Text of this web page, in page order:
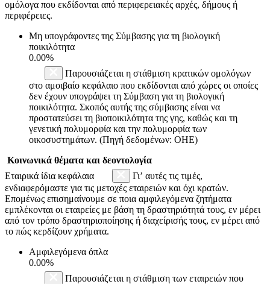
ομόλογα που εκδίδονται από περιφερειακές αρχές, δήμους ή
περιφέρειες.
Μη υπογράφοντες της Σύμβασης για τη βιολογική
ποικιλότητα
0.00%
Παρουσιάζεται η στάθμιση κρατικών ομολόγων
στο αμοιβαίο κεφάλαιο που εκδίδονται από χώρες οι οποίες
δεν έχουν υπογράψει τη Σύμβαση για τη βιολογική
ποικιλότητα. Σκοπός αυτής της σύμβασης είναι να
προστατεύσει τη βιοποικιλότητα της γης, καθώς και τη
γενετική πολυμορφία και την πολυμορφία των
οικοσυστημάτων. (Πηγή δεδομένων: ΟΗΕ)
Κοινωνικά θέματα και δεοντολογία
Εταιρικά ίδια κεφάλαια
Γι’ αυτές τις τιμές,
ενδιαφερόμαστε για τις μετοχές εταιρειών και όχι κρατών.
Επομένως επισημαίνουμε σε ποια αμφιλεγόμενα ζητήματα
εμπλέκονται οι εταιρείες με βάση τη δραστηριότητά τους, εν μέρει
από τον τρόπο δραστηριοποίησης ή διαχείρισής τους, εν μέρει από
το πώς κερδίζουν χρήματα.
Αμφιλεγόμενα όπλα
0.00%
Παρουσιάζεται η στάθμιση των εταιρειών που